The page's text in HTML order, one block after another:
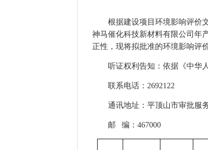
根据建设项目环境影响评价
神马催化科技新材料有限公司年
正性，现将拟批准的环境影响评
听证权利告知：依据《中华
联系电话： 2692122
通讯地址：平顶山市审批服
邮 编：467000